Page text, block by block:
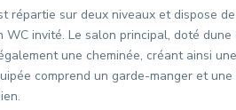
répartie sur deux niveaux et dispose
WC invité. Le salon principal, doté
une cheminée, créant ainsi
comprend un garde-manger et